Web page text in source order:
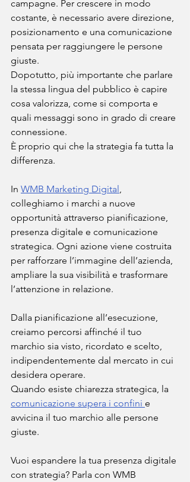
campagne. Per crescere in modo
costante, è necessario avere direzione,
posizionamento e una comunicazione
pensata per raggiungere le persone
giuste.
Dopotutto, più importante che parlare
la stessa lingua del pubblico è capire
cosa valorizza, come si comporta e
quali messaggi sono in grado di creare
connessione.
È proprio qui che la strategia fa tutta la
differenza.
In WMB Marketing Digital,
colleghiamo i marchi a nuove
opportunità attraverso pianificazione,
presenza digitale e comunicazione
strategica. Ogni azione viene costruita
per rafforzare l’immagine dell’azienda,
ampliare la sua visibilità e trasformare
l’attenzione in relazione.
Dalla pianificazione all’esecuzione,
creiamo percorsi affinché il tuo
marchio sia visto, ricordato e scelto,
indipendentemente dal mercato in cui
desidera operare.
Quando esiste chiarezza strategica, la
comunicazione supera i confini e
avvicina il tuo marchio alle persone
giuste.
Vuoi espandere la tua presenza digitale
con strategia? Parla con WMB